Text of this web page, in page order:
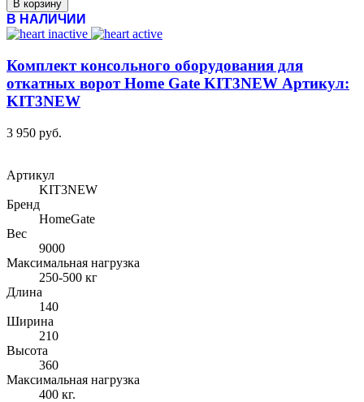
В корзину
В НАЛИЧИИ
Комплект консольного оборудования для
откатных ворот Home Gate KIT3NEW Артикул:
KIT3NEW
3 950 руб.
Артикул
KIT3NEW
Бренд
HomeGate
Вес
9000
Максимальная нагрузка
250-500 кг
Длина
140
Ширина
210
Высота
360
Максимальная нагрузка
400 кг.